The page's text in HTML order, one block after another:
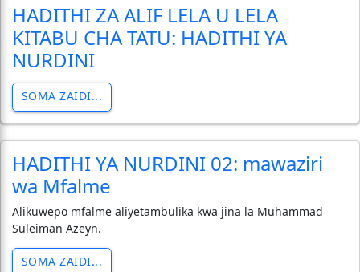
HADITHI ZA ALIF LELA U LELA
KITABU CHA TATU: HADITHI YA
NURDINI
SOMA ZAIDI...
HADITHI YA NURDINI 02: mawaziri
wa Mfalme
Alikuwepo mfalme aliyetambulika kwa jina la Muhammad
Suleiman Azeyn.
SOMA ZAIDI...